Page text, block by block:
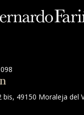
bis, 49150 Moraleja del